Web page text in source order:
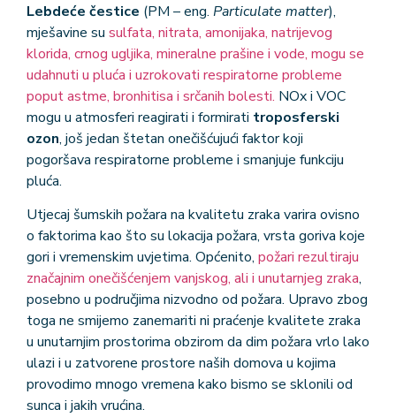
Lebdeće čestice (PM – eng. Particulate matter),
mješavine su sulfata, nitrata, amonijaka, natrijevog
klorida, crnog ugljika, mineralne prašine i vode, mogu se
udahnuti u pluća i uzrokovati respiratorne probleme
poput astme, bronhitisa i srčanih bolesti. NOx i VOC
mogu u atmosferi reagirati i formirati troposferski
ozon, još jedan štetan onečišćujući faktor koji
pogoršava respiratorne probleme i smanjuje funkciju
pluća.
Utjecaj šumskih požara na kvalitetu zraka varira ovisno
o faktorima kao što su lokacija požara, vrsta goriva koje
gori i vremenskim uvjetima. Općenito, požari rezultiraju
značajnim onečišćenjem vanjskog, ali i unutarnjeg zraka,
posebno u područjima nizvodno od požara. Upravo zbog
toga ne smijemo zanemariti ni praćenje kvalitete zraka
u unutarnjim prostorima obzirom da dim požara vrlo lako
ulazi i u zatvorene prostore naših domova u kojima
provodimo mnogo vremena kako bismo se sklonili od
sunca i jakih vrućina.